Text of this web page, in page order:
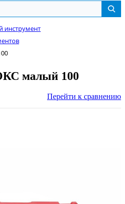
инструмент
малый 100
Перейти к сравнению